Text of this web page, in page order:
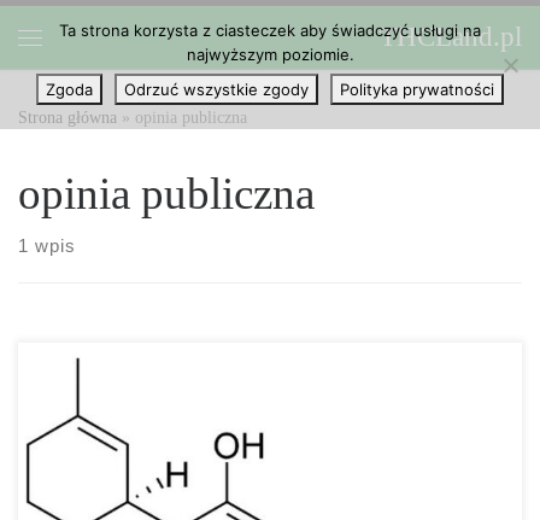
Przejdź do treści THCLand.pl
Strona główna » opinia publiczna
opinia publiczna
1 wpis
Dla wielu ludzi CBD to po prostu coś, co jest jak THC, ale nie
powoduje odurzenia. Chociaż to prawda, CBD to o wiele więcej.
Podobnie jak THC, CBD jest jednym z wielu kannabinoidów
Ta strona korzysta z ciasteczek aby świadczyć usługi na
najwyższym poziomie.
Zgoda
Odrzuć wszystkie zgody Polityka prywatności